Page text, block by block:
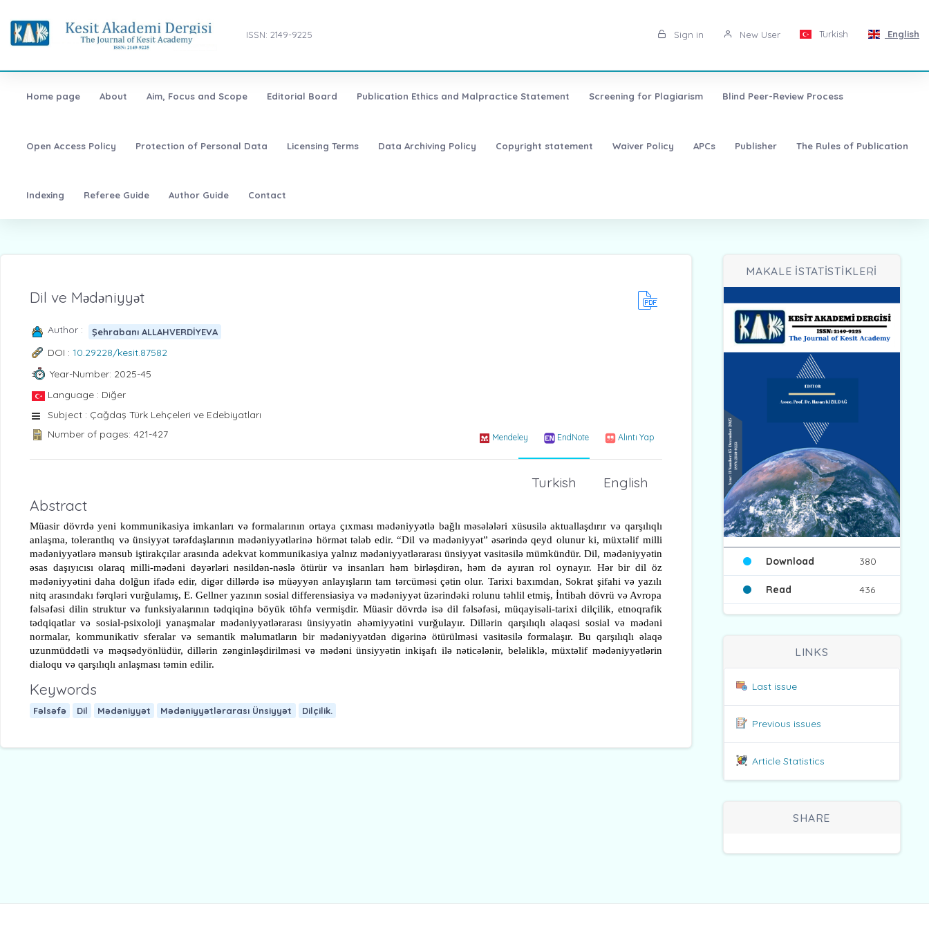
ISSN: 2149-9225 Sign in New User Turkish English
Home page About Aim, Focus and Scope Editorial Board Publication Ethics and Malpractice Statement Screening for Plagiarism Blind Peer-Review Process
Open Access Policy Protection of Personal Data Licensing Terms Data Archiving Policy Copyright statement Waiver Policy APCs Publisher The Rules of Publication
Indexing Referee Guide Author Guide Contact
Dil ve Mәdәniyyәt
Author : Şehrabanı ALLAHVERDİYEVA
DOI : 10.29228/kesit.87582
Year-Number: 2025-45
Language : Diğer
Subject : Çağdaş Türk Lehçeleri ve Edebiyatları
Number of pages: 421-427
Mendeley EndNote Alıntı Yap
English
Turkish
Abstract
Müasir dövrdə yeni kommunikasiya imkanları və formalarının ortaya çıxması mədəniyyətlə bağlı məsələləri xüsusilə aktuallaşdırır və qarşılıqlı
anlaşma, tolerantlıq və ünsiyyət tərəfdaşlarının mədəniyyətlərinə hörmət tələb edir. “Dil və mədəniyyət” əsərində qeyd olunur ki, müxtəlif milli
mədəniyyətlərə mənsub iştirakçılar arasında adekvat kommunikasiya yalnız mədəniyyətlərarası ünsiyyət vasitəsilə mümkündür. Dil, mədəniyyətin
əsas daşıyıcısı olaraq milli-mədəni dəyərləri nəsildən-nəslə ötürür və insanları həm birləşdirən, həm də ayıran rol oynayır. Hər bir dil öz
mədəniyyətini daha dolğun ifadə edir, digər dillərdə isə müəyyən anlayışların tam tərcüməsi çətin olur. Tarixi baxımdan, Sokrat şifahi və yazılı
nitq arasındakı fərqləri vurğulamış, E. Gellner yazının sosial differensiasiya və mədəniyyət üzərindəki rolunu təhlil etmiş, İntibah dövrü və Avropa
fəlsəfəsi dilin struktur və funksiyalarının tədqiqinə böyük töhfə vermişdir. Müasir dövrdə isə dil fəlsəfəsi, müqayisəli-tarixi dilçilik, etnoqrafik
tədqiqatlar və sosial-psixoloji yanaşmalar mədəniyyətlərarası ünsiyyətin əhəmiyyətini vurğulayır. Dillərin qarşılıqlı əlaqəsi sosial və mədəni
normalar, kommunikativ sferalar və semantik məlumatların bir mədəniyyətdən digərinə ötürülməsi vasitəsilə formalaşır. Bu qarşılıqlı əlaqə
uzunmüddətli və məqsədyönlüdür, dillərin zənginləşdirilməsi və mədəni ünsiyyətin inkişafı ilə nəticələnir, beləliklə, müxtəlif mədəniyyətlərin
dialoqu və qarşılıqlı anlaşması təmin edilir.
Keywords
Fəlsəfə Dil Mədəniyyət Mədəniyyətlərarası Ünsiyyət Dilçilik.
MAKALE İSTATİSTİKLERİ
Download 380
Read 436
LINKS
Last issue
Previous issues
Article Statistics
SHARE